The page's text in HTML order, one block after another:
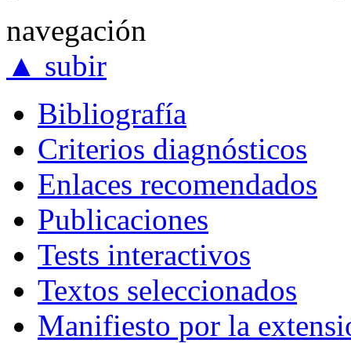
navegación
▲ subir
Bibliografía
Criterios diagnósticos
Enlaces recomendados
Publicaciones
Tests interactivos
Textos seleccionados
Manifiesto por la